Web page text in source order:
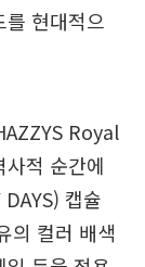
현대적으
Royal
적 순간에
캡슐
의 컬러 배색